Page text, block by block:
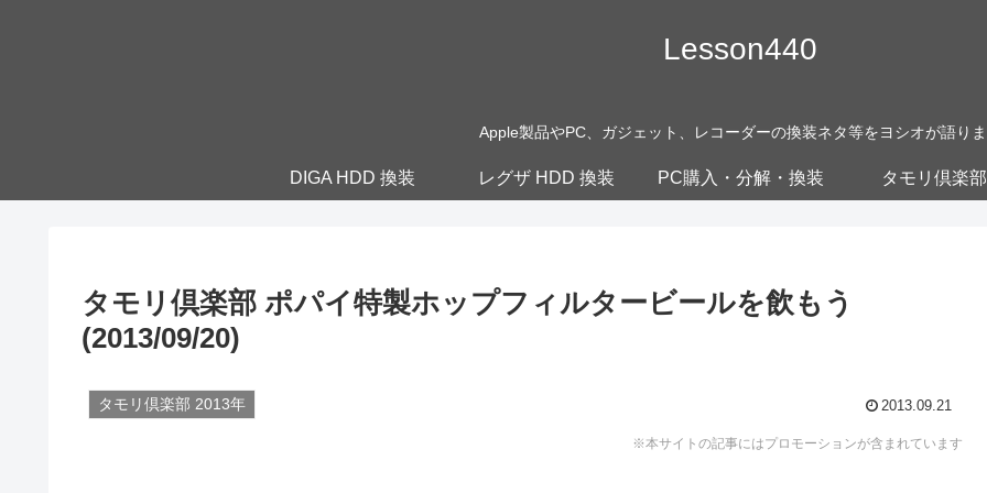
Lesson440
Apple製品やPC、ガジェット、レコーダーの換装ネタ等をヨシオが語り
DIGA HDD 換装 レグザ HDD 換装 PC購入・分解・換装 タモリ倶楽部
タモリ倶楽部 ポパイ特製ホップフィルタービールを飲もう
(2013/09/20)
タモリ倶楽部 2013年 2013.09.21
※本サイトの記事にはプロモーションが含まれています